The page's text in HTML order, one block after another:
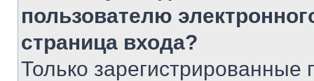
пользователю
страница входа?
Только зарегистрированные